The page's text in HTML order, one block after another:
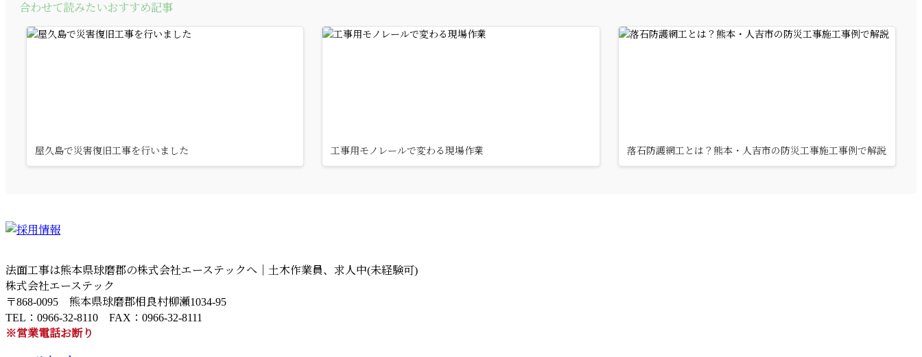
合わせて読みたいおすすめ記事
屋久島で災害復旧工事を行いました 工事用モノレールで変わる現場作業 落石防護網工とは？熊本・人吉市の防災工事施工事例で解説
法面工事は熊本県球磨郡の株式会社エーステックへ｜土木作業員、求人中(未経験可)
株式会社エーステック
〒868-0095 熊本県球磨郡相良村柳瀬1034-95
TEL：0966-32-8110 FAX：0966-32-8111
※営業電話お断り